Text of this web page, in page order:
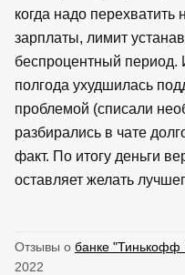
когда надо
зарплаты, лимит
беспроцентный период.
полгода ухудшилась
проблемой (списали
разбирались в чате
факт. По итогу деньги
оставляет желать
Отзывы о банке "Тинькофф
2022